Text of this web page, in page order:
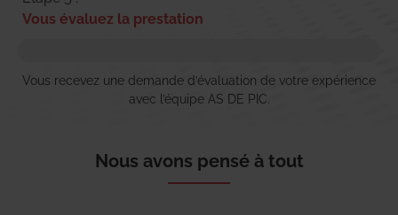
Vous évaluez la prestation
Vous recevez une demande d’évaluation de votre expérience
avec l’équipe AS DE PIC.
Nous avons pensé à tout